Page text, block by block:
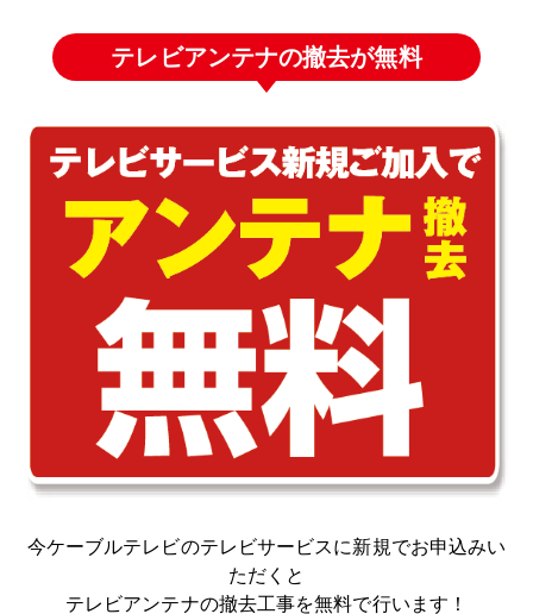
テレビアンテナの撤去が無料
今ケーブルテレビのテレビサービスに新規でお申込みい
ただくと
テレビアンテナの撤去工事を無料で行います！